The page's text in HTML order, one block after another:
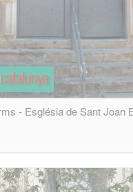
- Església de Sant Joan